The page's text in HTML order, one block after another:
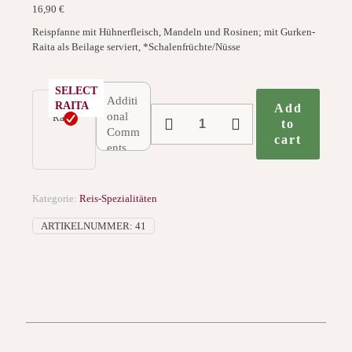
16,90 €
Reispfanne mit Hühnerfleisch, Mandeln und Rosinen; mit Gurken-
Raita als Beilage serviert, *Schalenfrüchte/Nüsse
SELECT
RAITA
Raita
Add
to
cart
Kategorie: Reis-Spezialitäten
ARTIKELNUMMER: 41